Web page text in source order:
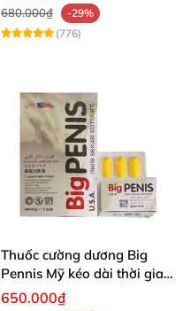
680.000₫
-29%
(776)
Thuốc cường dương Big
Pennis Mỹ kéo dài thời gian
hiệu quả
650.000₫